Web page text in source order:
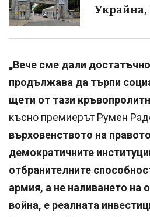
„Вече сме дали
продължава да търпи
щети от тази
късно премиерът Румен
върховенството на
демократичните
отбранителните
армия, а не наливането на
война, е реалната